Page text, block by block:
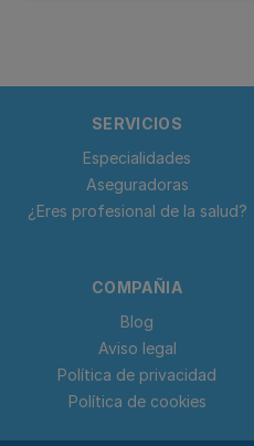
SERVICIOS
Especialidades
Aseguradoras
¿Eres profesional de la salud?
COMPAÑIA
Blog
Aviso legal
Política de privacidad
Política de cookies